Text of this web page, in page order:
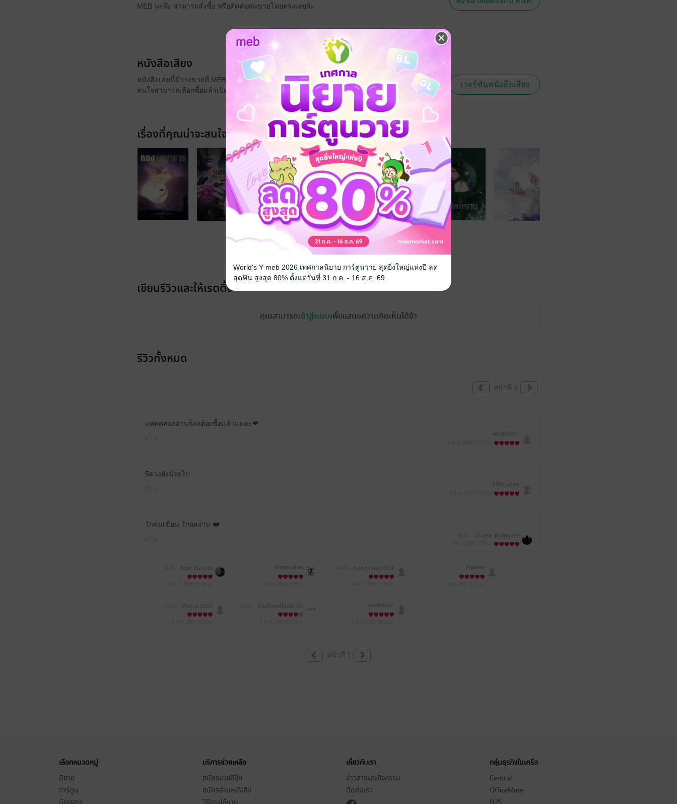
MEB นะจ๊ะ สามารถสั่งซื้อ หรือติดต่อคนขายโดยตรงเลยจ้ะ
หนังสือเสียง
หนังสือเล่มนี้มีวางขายที่ MEB ในรูปแบบหนังสือเสียงด้วยนะ หาก
สนใจสามารถเลือกซื้อแล้วเปิดฟังได้เลยจ้ะ
เวอร์ชันหนังสือเสียง
เรื่องที่คุณน่าจะสนใจ
เขียนรีวิวและให้เรตติ้ง
คุณสามารถเข้าสู่ระบบเพื่อแสดงความคิดเห็นได้จ้า
รีวิวทั้งหมด
หน้าที่ 1
แค่ทดลองอ่านก็คงต้องซื้อแล้วแหละ❤
Angle9921
5ดวงยังน้อยไป
little_anya
รักคนเขียน รักผลงาน ❤️
Quasar Rodriguez
Natt Buntita mooncakes Nong-ning 9524 Podane
Meena 6329 จอนนี่จอนนี่เยสปาป้า lovereason
หน้าที่ 1
เลือกหมวดหมู่
นิยาย
การ์ตูน
บริการช่วยเหลือ
สมัครขายอีบุ๊ก
สมัครอ่านหนังสือ
เกี่ยวกับเรา
ข่าวสารและกิจกรรม
ติดต่อเรา
กลุ่มธุรกิจในเครือ
Central
OfficeMate
World's Y meb 2026 เทศกาลนิยาย การ์ตูนวาย สุดยิ่งใหญ่แห่งปี ลด
สุดฟิน สูงสุด 80% ตั้งแต่วันที่ 31 ก.ค. - 16 ส.ค. 69